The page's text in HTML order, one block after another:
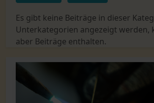
Es gibt keine Beiträge in dieser
Unterkategorien angezeigt werden,
aber Beiträge enthalten.